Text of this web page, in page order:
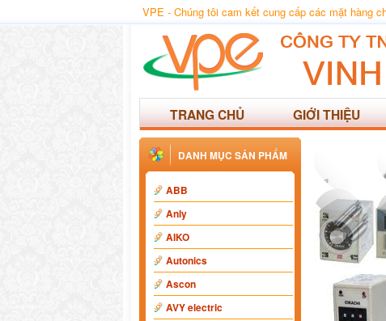
VPE - Chúng tôi cam kết cung cấp các mặt hàng
TRANG CHỦ GIỚI THIỆU
DANH MỤC SẢN PHẨM
ABB
Anly
AIKO
Autonics
Ascon
AVY electric